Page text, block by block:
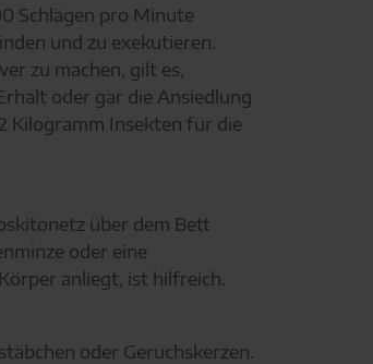
Schlägen pro Minute
und zu exekutieren.
zu machen, gilt es,
oder gar die Ansiedlung
Kilogramm Insekten für die
über dem Bett
oder eine
anliegt, ist hilfreich.
oder Geruchskerzen.